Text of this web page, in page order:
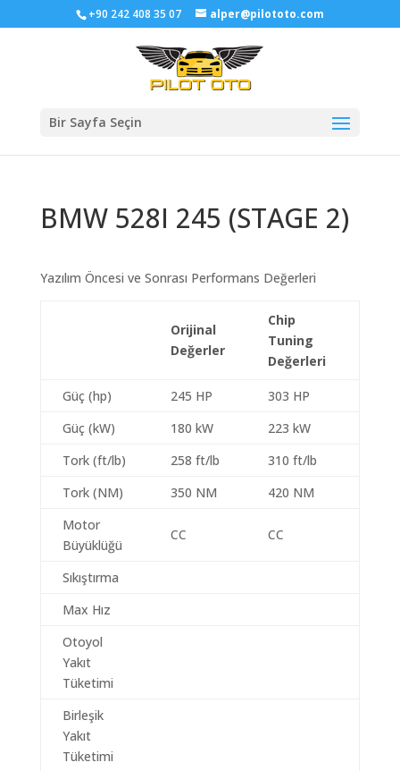
+90 242 408 35 07 alper@pilototo.com
Bir Sayfa Seçin
BMW 528I 245 (STAGE 2)
Yazılım Öncesi ve Sonrası Performans Değerleri
Orijinal
Değerler
Chip
Tuning
Değerleri
Güç (hp) 245 HP
303 HP
Güç (kW)
180 kW
223 kW
Tork (ft/lb)
258 ft/lb
310 ft/lb
Tork (NM)
350 NM
420 NM
Motor
Büyüklüğü
CC CC
Sıkıştırma
Max Hız
Otoyol
Yakıt
Tüketimi
Birleşik
Yakıt
Tüketimi